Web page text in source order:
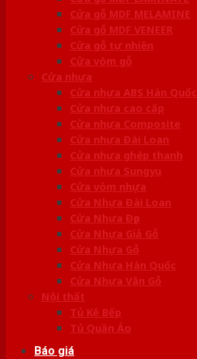
Cửa gỗ MDF MELAMINE
Cửa gỗ MDF VENEER
Cửa gỗ tự nhiên
Cửa vòm gỗ
Cửa nhựa
Cửa nhựa ABS Hàn Quốc
Cửa nhựa cao cấp
Cửa nhựa Composite
Cửa nhựa Đài Loan
Cửa nhựa ghép thanh
Cửa nhựa Sungyu
Cửa vòm nhựa
Cửa Nhựa Đài Loan
Cửa Nhựa Đẹp
Cửa Nhựa Giả Gỗ
Cửa Nhựa Gỗ
Cửa Nhựa Hàn Quốc
Cửa Nhựa Vân Gỗ
Nội thất
Tủ Kệ Bếp
Tủ Quần Áo
Báo giá